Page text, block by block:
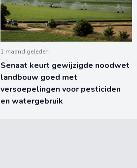
1 maand geleden
Senaat keurt gewijzigde noodwet
landbouw goed met
versoepelingen voor pesticiden
en watergebruik